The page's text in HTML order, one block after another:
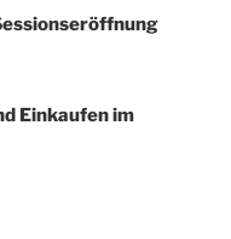
Einkaufen im